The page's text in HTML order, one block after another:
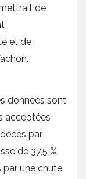
de
et de
données sont
acceptées
par
de 37,5 %.
par une chute